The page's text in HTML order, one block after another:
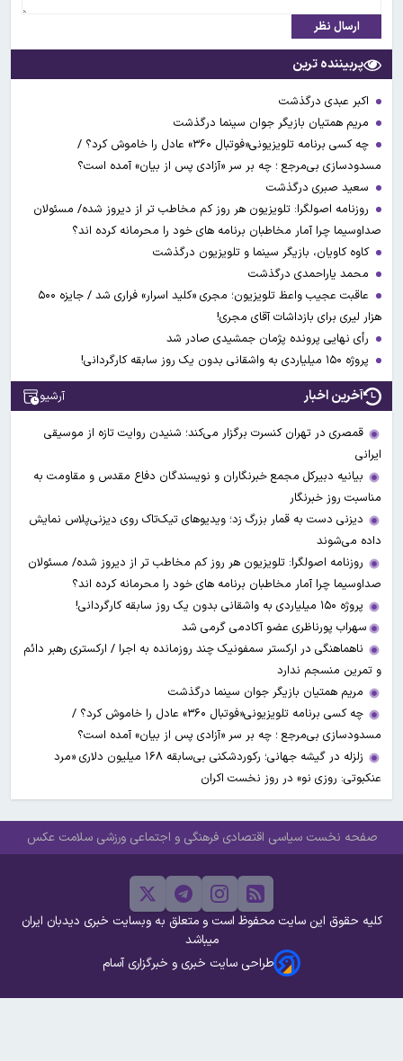
ارسال نظر
پربیننده ترین
اکبر عبدی درگذشت
مریم همتیان بازیگر جوان سینما درگذشت
چه کسی برنامه تلویزیونی«فوتبال ۳۶۰» عادل را خاموش کرد؟ /
مسدودسازی بی‌مرجع ؛ چه بر سر «آزادی پس از بیان» آمده است؟
سعید صبری درگذشت
روزنامه اصولگرا: تلویزیون هر روز کم مخاطب تر از دیروز شده/ مسئولان
صداوسیما چرا آمار مخاطبان برنامه های خود را محرمانه کرده اند؟
کاوه کاویان، بازیگر سینما و تلویزیون درگذشت
محمد یاراحمدی درگذشت
عاقبت عجیب واعظ تلویزیون؛ مجری «کلید اسرار» فراری شد / جایزه ۵۰۰
هزار لیری برای بازداشات آقای مجری!
رأی نهایی پرونده پژمان جمشیدی صادر شد
پروژه ۱۵۰ میلیاردی به واشقانی بدون یک روز سابقه کارگردانی!
آخرین اخبار آرشیو
قمصری در تهران کنسرت برگزار می‌کند؛ شنیدن روایت تازه از موسیقی
ایرانی
بیانیه دبیرکل مجمع خبرنگاران و نویسندگان دفاع مقدس و مقاومت به
مناسبت روز خبرنگار
دیزنی دست به قمار بزرگ زد؛ ویدیوهای تیک‌تاک روی دیزنی‌پلاس نمایش
داده می‌شوند
روزنامه اصولگرا: تلویزیون هر روز کم مخاطب تر از دیروز شده/ مسئولان
صداوسیما چرا آمار مخاطبان برنامه های خود را محرمانه کرده اند؟
پروژه ۱۵۰ میلیاردی به واشقانی بدون یک روز سابقه کارگردانی!
​​​​​​​سهراب پورناظری عضو آکادمی گرمی شد
ناهماهنگی در ارکستر سمفونیک چند روزمانده به اجرا / ارکستری رهبر دائم
و تمرین منسجم ندارد
مریم همتیان بازیگر جوان سینما درگذشت
چه کسی برنامه تلویزیونی«فوتبال ۳۶۰» عادل را خاموش کرد؟ /
مسدودسازی بی‌مرجع ؛ چه بر سر «آزادی پس از بیان» آمده است؟
زلزله در گیشه جهانی؛ رکوردشکنی بی‌سابقه ۱۶۸ میلیون دلاری «مرد
عنکبوتی: روزی نو» در روز نخست اکران
صفحه نخست سیاسی اقتصادی فرهنگی و اجتماعی ورزشی سلامت عکس
کلیه حقوق این سایت محفوظ است و متعلق به وبسایت خبری دیدبان ایران
میباشد
طراحی سایت خبری و خبرگزاری آسام